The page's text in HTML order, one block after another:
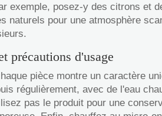
exemple, posez-y des citrons et
naturels pour une atmosphère
précautions d'usage
pièce montre un caractère
régulièrement, avec de l'eau
pas le produit pour une